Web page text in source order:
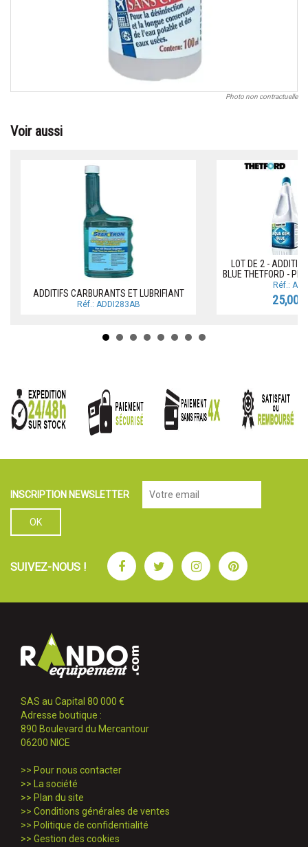
Photo non contractuelle
Voir aussi
ADDITIFS CARBURANTS ET LUBRIFIANT
Réf.: ADDI283AB
LOT DE 2 - ADDITIF
BLUE THETFORD -
Réf.:
25,00
INSCRIPTION NEWSLETTER
SUIVEZ-NOUS ! FacebookTwitterInstagramPinterest
SAS au Capital 80 000 €
Adresse boutique :
890 Boulevard du Mercantour
06200 NICE
>> Pour nous contacter
>>
La société
>> Plan du site
>> Conditions générales de ventes
>> Politique de confidentialité
>> Gestion des cookies